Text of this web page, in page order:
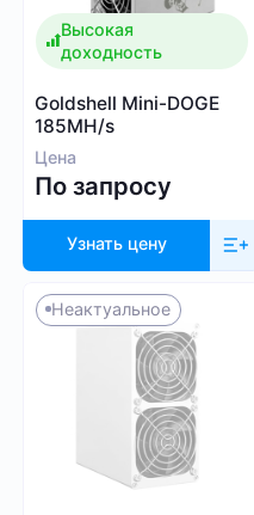
Blake (14r)
Handshake
Cuckatoo31
Randomx
SHA512256d
Ethash4G
Криптовалюта
Bitcoin (BTC)
BitcoinCash (BCH)
Dogecoin (DOGE)
Litecoin (LTC)
Kadena (KDA)
Ethereum (ETH)
DASH (DASH)
EthereumPoW (ETHW)
Kaspa (KAS)
Zcash (ZEC)
Sia (SC)
Посмотреть все
Производитель
Bitmain
Высокая
доходность
Goldshell Mini-DOGE
185MH/s
Цена
По запросу
Узнать цену
Неактуальное